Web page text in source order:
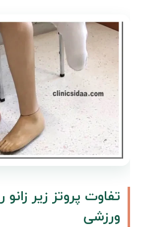
تفاوت پروتز زیر زانو
ورزشی